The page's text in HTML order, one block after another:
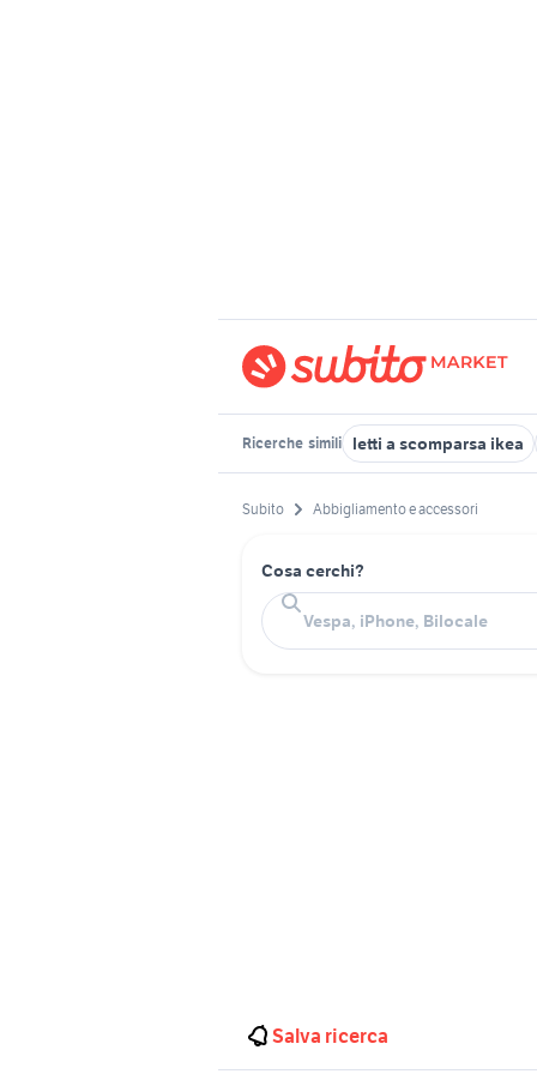
Ricerche simili letti a scomparsa ikea
Subito Abbigliamento e accessori
Cosa cerchi?
Salva ricerca